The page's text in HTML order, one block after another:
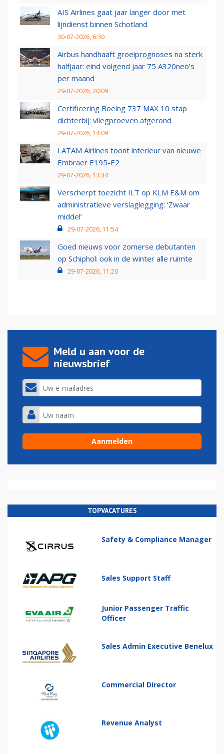
AIS Airlines gaat jaar langer door met
lijndienst binnen Schotland
30-07-2026, 6:30
Airbus handhaaft groeiprognoses na sterk
halfjaar: eind volgend jaar 75 A320neo’s
per maand
29-07-2026, 20:09
Certificering Boeing 737 MAX 10 stap
dichterbij: vliegproeven afgerond
29-07-2026, 14:09
LATAM Airlines toont interieur van nieuwe
Embraer E195-E2
29-07-2026, 13:34
Verscherpt toezicht ILT op KLM E&M om
administratieve verslaglegging: ‘Zwaar
middel’
29-07-2026, 11:54
Goed nieuws voor zomerse debutanten
op Schiphol: ook in de winter alle ruimte
29-07-2026, 11:20
Meld u aan voor de
nieuwsbrief
TOPVACATURES
Safety & Compliance Manager
Sales Support Staff
Junior Passenger Traffic
Officer
Sales Admin Executive Benelux
Commercial Director
Revenue Analyst